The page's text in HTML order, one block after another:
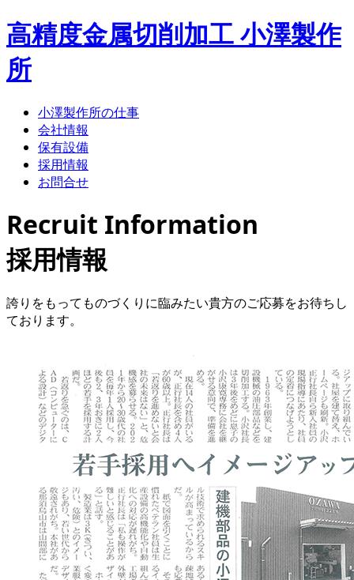
高精度金属切削加工 小澤製作
所
小澤製作所の仕事
会社情報
保有設備
採用情報
お問合せ
Recruit Information
採用情報
誇りをもってものづくりに臨みたい貴方のご応募をお待ちし
ております。